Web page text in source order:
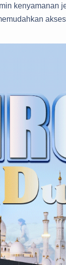
kenyamanan